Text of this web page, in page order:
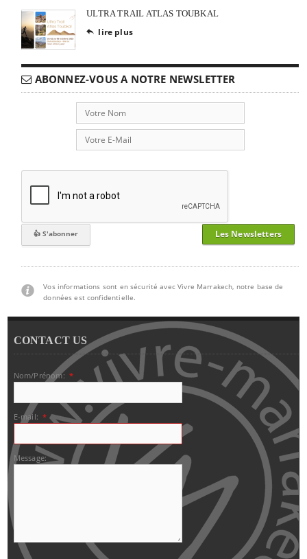
ULTRA TRAIL ATLAS TOUBKAL
 lire plus
ABONNEZ-VOUS A NOTRE NEWSLETTER
Les Newsletters
Vos informations sont en sécurité avec Vivre Marrakech, notre base de
données est confidentielle.
CONTACT US
Nom/Prénom: *
E-mail: *
Message: